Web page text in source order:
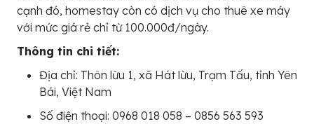
cạnh đó, homestay còn có dịch vụ cho thuê xe máy
với mức giá rẻ chỉ từ 100.000đ/ngày.
Thông tin chi tiết:
Địa chỉ: Thôn lừu 1, xã Hát lừu, Trạm Tấu, tỉnh Yên
Bái, Việt Nam
Số điện thoại: 0968 018 058 – 0856 563 593